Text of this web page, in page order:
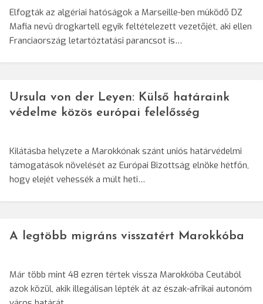
Elfogták az algériai hatóságok a Marseille-ben mûködõ DZ
Mafia nevû drogkartell egyik feltételezett vezetõjét, aki ellen
Franciaország letartóztatási parancsot is…
Ursula von der Leyen: Külső határaink
védelme közös európai felelősség
Kilátásba helyzete a Marokkónak szánt uniós határvédelmi
támogatások növelését az Európai Bizottság elnöke hétfőn,
hogy elejét vehessék a múlt heti…
A legtöbb migráns visszatért Marokkóba
Már több mint 48 ezren tértek vissza Marokkóba Ceutából
azok közül, akik illegálisan lépték át az észak-afrikai autonóm